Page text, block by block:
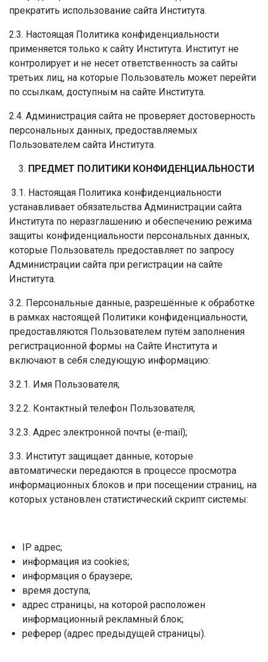
прекратить использование сайта Института.
2.3. Настоящая Политика конфиденциальности
применяется только к сайту Института. Институт не
контролирует и не несет ответственность за сайты
третьих лиц, на которые Пользователь может перейти
по ссылкам, доступным на сайте Института.
2.4. Администрация сайта не проверяет достоверность
персональных данных, предоставляемых
Пользователем сайта Института.
ПРЕДМЕТ ПОЛИТИКИ КОНФИДЕНЦИАЛЬНОСТИ
3.1. Настоящая Политика конфиденциальности
устанавливает обязательства Администрации сайта
Института по неразглашению и обеспечению режима
защиты конфиденциальности персональных данных,
которые Пользователь предоставляет по запросу
Администрации сайта при регистрации на сайте
Института.
3.2. Персональные данные, разрешённые к обработке
в рамках настоящей Политики конфиденциальности,
предоставляются Пользователем путём заполнения
регистрационной формы на Сайте Института и
включают в себя следующую информацию:
3.2.1. Имя Пользователя;
3.2.2. Контактный телефон Пользователя;
3.2.3. Адрес электронной почты (e-mail);
3.3. Институт защищает данные, которые
автоматически передаются в процессе просмотра
информационных блоков и при посещении страниц, на
которых установлен статистический скрипт системы:
IP адрес;
информация из cookies;
информация о браузере;
время доступа;
адрес страницы, на которой расположен
информационный рекламный блок;
реферер (адрес предыдущей страницы).